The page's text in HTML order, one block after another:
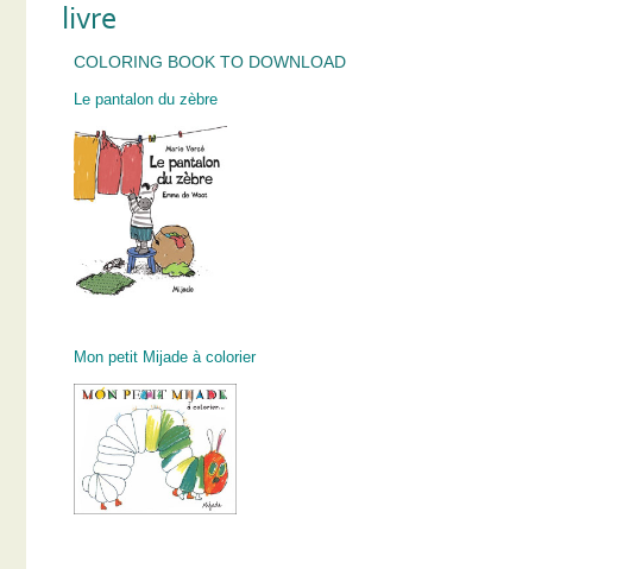
livre
COLORING BOOK TO DOWNLOAD
Le pantalon du zèbre
Mon petit Mijade à colorier